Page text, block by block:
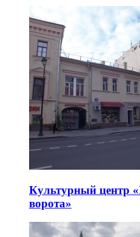
Культурный центр
ворота»